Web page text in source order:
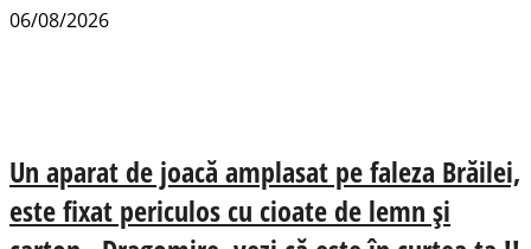
06/08/2026
Un aparat de joacă amplasat pe faleza Brăilei,
este fixat periculos cu cioate de lemn și